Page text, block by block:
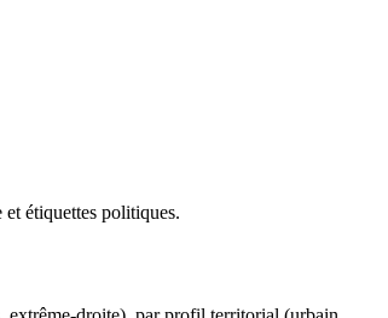
étiquettes politiques.